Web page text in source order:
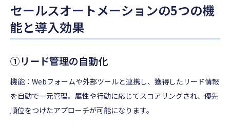
セールスオートメーションの5つの機
能と導入効果
①リード管理の自動化
機能：Webフォームや外部ツールと連携し、獲得したリード情報
を自動で一元管理。属性や行動に応じてスコアリングされ、優先
順位をつけたアプローチが可能になります。